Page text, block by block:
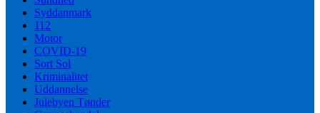
Syddanmark
112
Motor
COVID-19
Sort Sol
Kriminalitet
Uddannelse
Julebyen Tønder